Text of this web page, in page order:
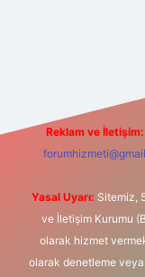
Reklam ve İletişim:
Yasal Uyarı: Sitemiz,
ve İletişim Kurumu
olarak hizmet
olarak denetleme